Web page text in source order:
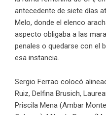
antecedente de siete días
Melo, donde el elenco
aspecto obligaba a las
penales o quedarse con el
esa instancia.
Sergio Ferrao colocó
Ruiz, Delfina Brusich,
Priscila Mena (Ambar